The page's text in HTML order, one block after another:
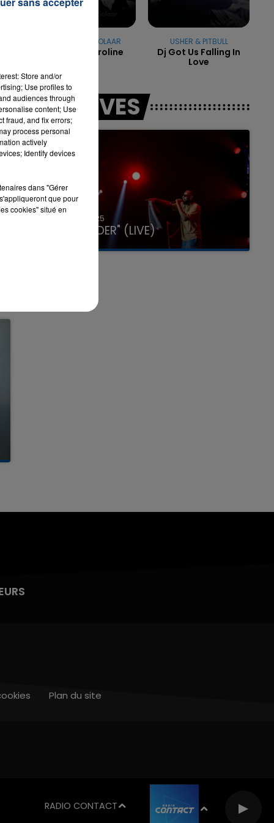
ZAHO & MC SOLAAR
Comme Caroline
USHER & PITBULL
Dj Got Us Falling In
Love
LES LIVES
31 janvier 2025
GIMS "SPIDER" (LIVE)
RADIO CONTACT
Plan du site
Store and/or
Use profiles to
audiences through
content; Use
fraud, and fix errors;
process personal
actively
Identify devices
dans "Gérer
que pour
cookies" situé en